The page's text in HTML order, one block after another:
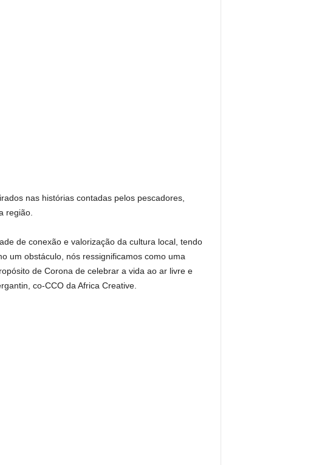
nas histórias contadas pelos pescadores,
região.
de conexão e valorização da cultura local, tendo
um obstáculo, nós ressignificamos como uma
de Corona de celebrar a vida ao ar livre e
co-CCO da Africa Creative.